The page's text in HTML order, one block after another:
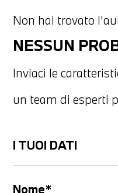
Non hai trovato
NESSUN
Inviaci le
un team di esperti
I TUOI DATI
Nome*